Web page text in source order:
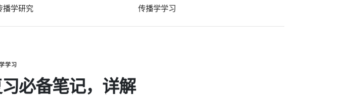
播学研究 传播学学习
学习
必备笔记，详解